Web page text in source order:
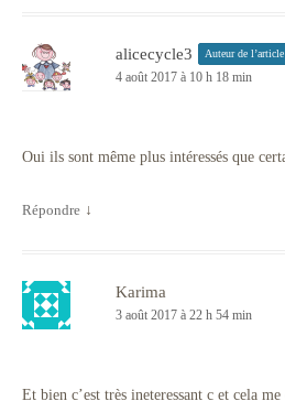
alicecycle3 Auteur de l’article
4 août 2017 à 10 h 18 min
Oui ils sont même plus intéressés que
Répondre ↓
Karima
3 août 2017 à 22 h 54 min
Et bien c’est très ineteressant c et cela